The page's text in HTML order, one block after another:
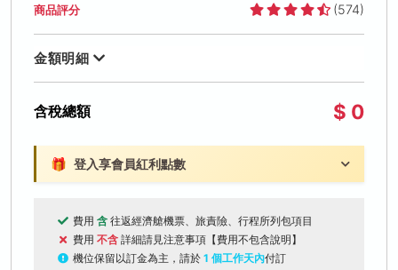
商品評分 (574)
金額明細
含稅總額 $ 0
🎁 登入享會員紅利點數
費用 含 往返經濟艙機票、旅責險、行程所列包項目
費用 不含 詳細請見注意事項【費用不包含說明】
機位保留以訂金為主，請於 1 個工作天內付訂